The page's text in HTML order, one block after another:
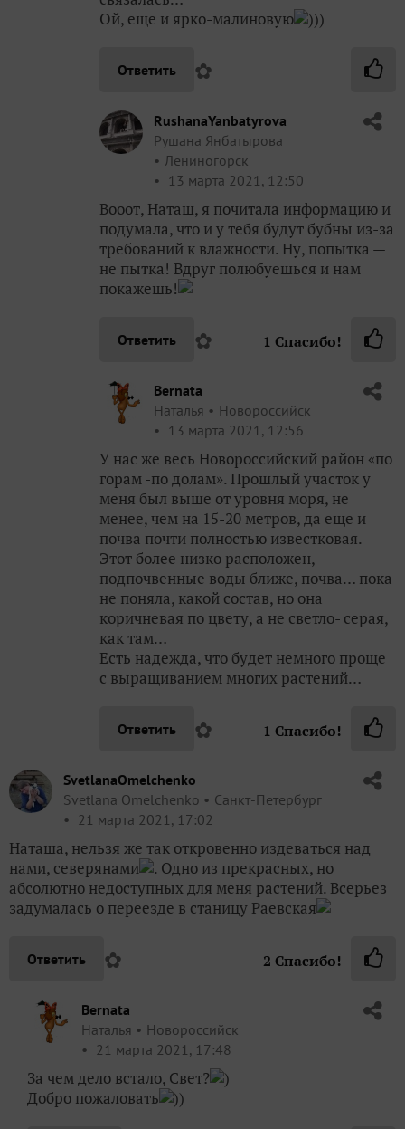
Ой, еще и ярко-малиновую
)))
Ответить ✿
RushanaYanbatyrova
Рушана Янбатырова
Лениногорск
13 марта 2021, 12:50
Вооот, Наташ, я почитала информацию и
подумала, что и у тебя будут бубны из-за
требований к влажности. Ну, попытка —
не пытка! Вдруг полюбуешься и нам
покажешь!
Ответить ✿ 1 Спасибо!
Bernata
Наталья
Новороссийск
13 марта 2021, 12:56
У нас же весь Новороссийский район «по
горам -по долам». Прошлый участок у
меня был выше от уровня моря, не
менее, чем на 15-20 метров, да еще и
почва почти полностью известковая.
Этот более низко расположен,
подпочвенные воды ближе, почва… пока
не поняла, какой состав, но она
коричневая по цвету, а не светло- серая,
как там…
Есть надежда, что будет немного проще
с выращиванием многих растений…
Ответить ✿ 1 Спасибо!
SvetlanaOmelchenko
Svetlana Omelchenko
Санкт-Петербург
21 марта 2021, 17:02
Наташа, нельзя же так откровенно издеваться над
нами, северянами
. Одно из прекрасных, но
абсолютно недоступных для меня растений. Всерьез
задумалась о переезде в станицу Раевская
Ответить ✿ 2 Спасибо!
Bernata
Наталья
Новороссийск
21 марта 2021, 17:48
За чем дело встало, Свет?
)
Добро пожаловать
))